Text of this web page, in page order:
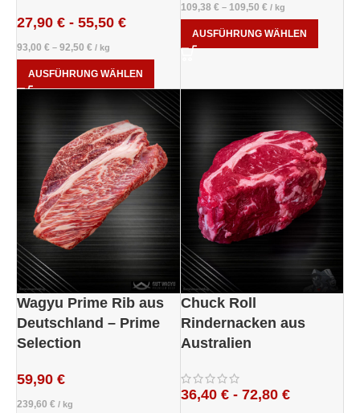
27,90 € - 55,50 €
93,00 € – 92,50 € / kg
AUSFÜHRUNG WÄHLEN
109,38 € – 109,50 € / kg
AUSFÜHRUNG WÄHLEN
Wagyu Prime Rib aus
Deutschland – Prime
Selection
59,90 €
239,60 € / kg
Chuck Roll
Rindernacken aus
Australien
36,40 €- 72,80 €